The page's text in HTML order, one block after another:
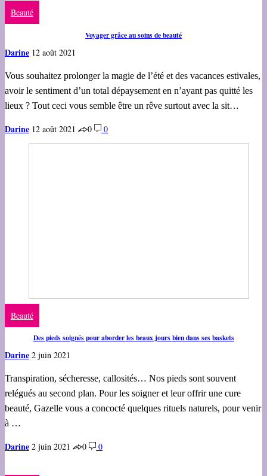
Beauté
Voyager grâce au soins de beauté
Darine 12 août 2021
Vous souhaitez prolonger la magie de l’été et des vacances estivales,
avoir le sentiment d’un total dépaysement en n’ayant pas quitté les
lieux ? Tout ceci vous semble être un rêve surtout avec la sit…
Darine 12 août 2021 0 0
Beauté
Des pieds soignés pour aborder les beaux jours bien dans ses baskets
Darine 2 juin 2021
Transpiration, sécheresse, callosités… Nos pieds sont souvent
relégués au second plan. Pour les soigner et leur offrir une cure
beauté, Gazelle vous a concocté quelques rituels naturels, pour venir
à …
Darine 2 juin 2021 0 0